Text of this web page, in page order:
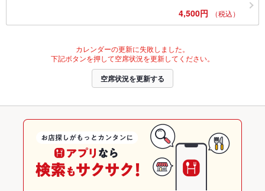
4,500円 （税込）
カレンダーの更新に失敗しました。
下記ボタンを押して空席状況を更新してください。
空席状況を更新する